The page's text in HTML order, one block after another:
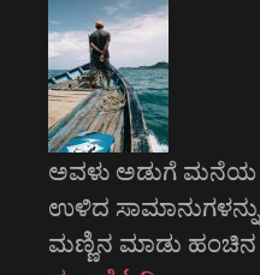
ಅವಳು ಅಡುಗೆ ಮನೆಯ
ಉಳಿದ
ಮಣ್ಣಿನ ಮಾಡು